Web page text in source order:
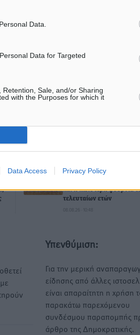
Data.
Data for Targeted
Sale, and/or Sharing
with the Purposes for which it
Data Access Privacy Policy
ΑΘΛΗΤΙΚΆ
και η καλύτερη φουρνιά
τελευταίων ετών
08.08.26 · 10:48
Υπενθύμιση:
Για την μερική
είδησης από άλλες
είναι απαραίτητη η χρήση
παρακάτω παρεχόμενου
συνδέσμου παραπομπής
άρθρο της Δημοκρατικής.